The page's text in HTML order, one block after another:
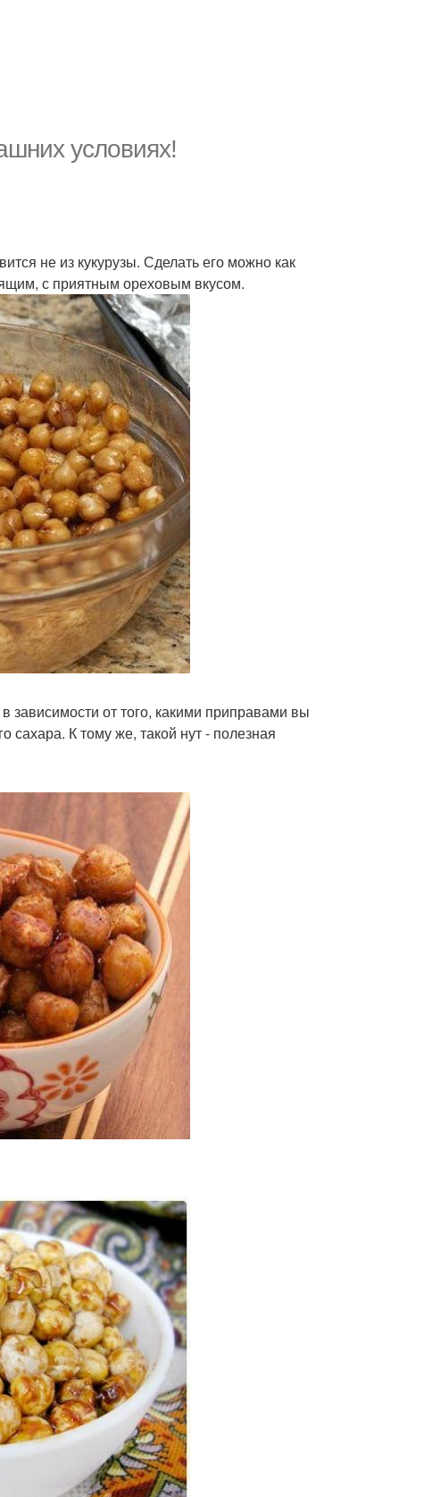
условиях!
не из кукурузы. Сделать его можно как
с приятным ореховым вкусом.
зависимости от того, какими приправами вы
сахара. К тому же, такой нут - полезная